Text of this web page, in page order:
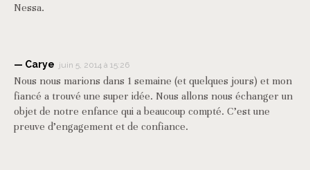
Nessa.
Carye juin 5, 2014 à 15:26
Nous nous marions dans 1 semaine (et quelques jours) et mon
fiancé a trouvé une super idée. Nous allons nous échanger un
objet de notre enfance qui a beaucoup compté. C’est une
preuve d’engagement et de confiance.